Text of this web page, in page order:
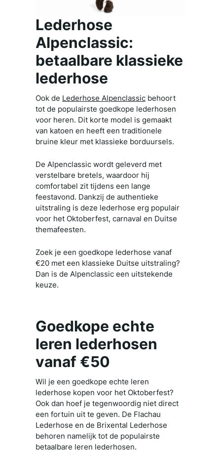
Lederhose
Alpenclassic:
betaalbare klassieke
lederhose
Ook de Lederhose Alpenclassic behoort
tot de populairste goedkope lederhosen
voor heren. Dit korte model is gemaakt
van katoen en heeft een traditionele
bruine kleur met klassieke borduursels.
De Alpenclassic wordt geleverd met
verstelbare bretels, waardoor hij
comfortabel zit tijdens een lange
feestavond. Dankzij de authentieke
uitstraling is deze lederhose erg populair
voor het Oktoberfest, carnaval en Duitse
themafeesten.
Zoek je een goedkope lederhose vanaf
€20 met een klassieke Duitse uitstraling?
Dan is de Alpenclassic een uitstekende
keuze.
Goedkope echte
leren lederhosen
vanaf €50
Wil je een goedkope echte leren
lederhose kopen voor het Oktoberfest?
Ook dan hoef je tegenwoordig niet direct
een fortuin uit te geven. De Flachau
Lederhose en de Brixental Lederhose
behoren namelijk tot de populairste
betaalbare leren lederhosen.